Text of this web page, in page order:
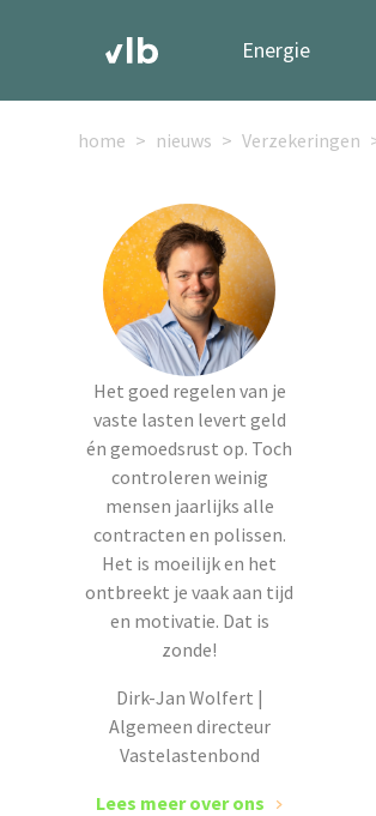
Energie
home nieuws Verzekeringen
Het goed regelen van je
vaste lasten levert geld
én gemoedsrust op. Toch
controleren weinig
mensen jaarlijks alle
contracten en polissen.
Het is moeilijk en het
ontbreekt je vaak aan tijd
en motivatie. Dat is
zonde!
Dirk-Jan Wolfert |
Algemeen directeur
Vastelastenbond
Lees meer over ons